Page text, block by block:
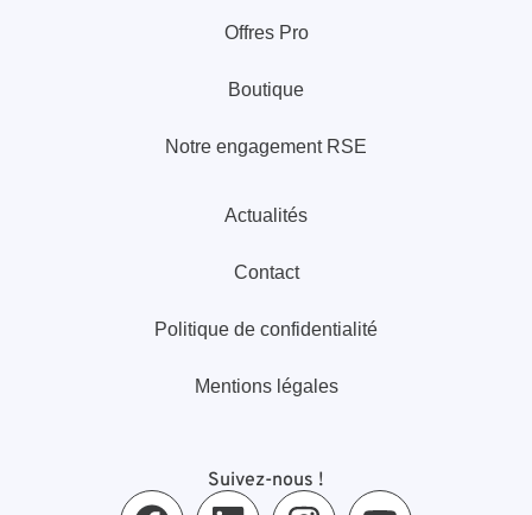
Offres Pro
Boutique
Notre engagement RSE
Actualités
Contact
Politique de confidentialité
Mentions légales
Suivez-nous !